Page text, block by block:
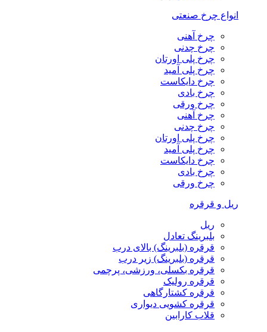
انواع چرخ صنعتی
چرخ آهنی
چرخ چدنی
چرخ پلی اورتان
چرخ پلی آمید
چرخ دایکاست
چرخ بادی
چرخ ورقی
چرخ آهنی
چرخ چدنی
چرخ پلی اورتان
چرخ پلی آمید
چرخ دایکاست
چرخ بادی
چرخ ورقی
ریل و قرقره
ریل
بلبرینگ تعادل
قرقره (بلبرینگ) بالای درب
قرقره (بلبرینگ) زیر درب
قرقره بکسلی، ورزشی، پرچمی
قرقره رولیک
قرقره کشتارگاهی
قرقره کشویی دیواری
قلاب کارابین